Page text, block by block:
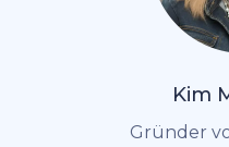
Kim
Gründer